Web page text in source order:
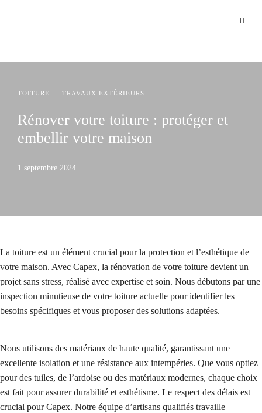
TOITURE · TRAVAUX EXTÉRIEURS
Rénover votre toiture : protéger et
embellir votre maison
1 septembre 2024
La toiture est un élément crucial pour la protection et l’esthétique de
votre maison. Avec Capex, la rénovation de votre toiture devient un
projet sans stress, réalisé avec expertise et soin. Nous débutons par une
inspection minutieuse de votre toiture actuelle pour identifier les
besoins spécifiques et vous proposer des solutions adaptées.
Nous utilisons des matériaux de haute qualité, garantissant une
excellente isolation et une résistance aux intempéries. Que vous optiez
pour des tuiles, de l’ardoise ou des matériaux modernes, chaque choix
est fait pour assurer durabilité et esthétisme. Le respect des délais est
crucial pour Capex. Notre équipe d’artisans qualifiés travaille